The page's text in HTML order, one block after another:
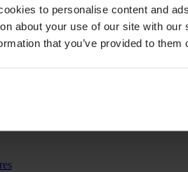
to personalise content and
about your use of our site with
that you’ve provided to